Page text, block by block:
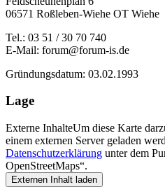
06571 Roßleben-Wiehe OT Wiehe
Tel.: 03 51 / 30 70 740
E-Mail: forum@forum-is.de
Gründungsdatum: 03.02.1993
Lage
Externe InhalteUm diese Karte
einem externen Server geladen
Datenschutzerklärung unter dem
OpenStreetMaps“.
Externen Inhalt laden